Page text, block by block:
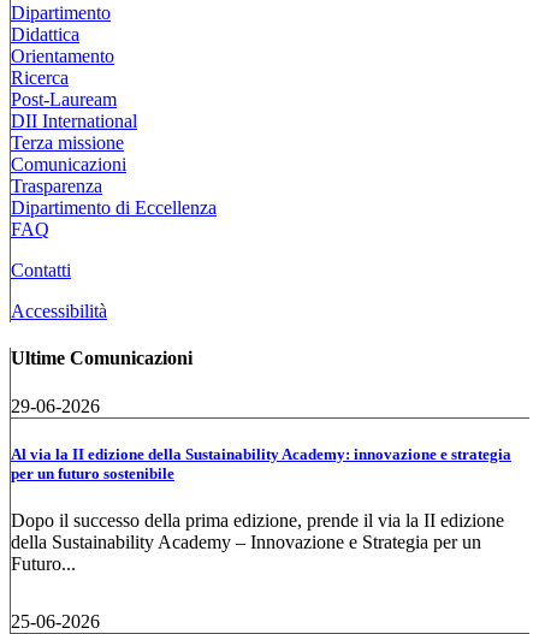
Dipartimento
Didattica
Orientamento
Ricerca
Post-Lauream
DII International
Terza missione
Comunicazioni
Trasparenza
Dipartimento di Eccellenza
FAQ
Contatti
Accessibilità
Ultime Comunicazioni
29-06-2026
Al via la II edizione della Sustainability Academy: innovazione e strategia
per un futuro sostenibile
Dopo il successo della prima edizione, prende il via la II edizione
della Sustainability Academy – Innovazione e Strategia per un
Futuro...
25-06-2026